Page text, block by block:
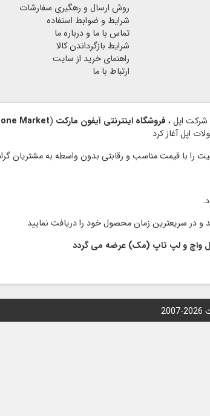
روش ارسال و رهگیری سفارشات
شرایط و ضوابط استفاده
تماس با ما و درباره ما
شرایط بازگرداندن کالا
راهنمای خرید از سایت
ارتباط با ما
فروشگاه اینترنتی آیفون مارکت (
Market
اپل آغاز کرد
اپل واچ و لپ تاپ (مک) عرضه می گردد